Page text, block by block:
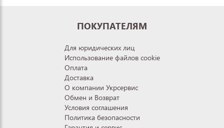
ПОКУПАТЕЛЯМ
Для юридических лиц
Использование файлов cookie
Оплата
Доставка
О компании Укрсервис
Обмен и Возврат
Условия соглашения
Политика безопасности